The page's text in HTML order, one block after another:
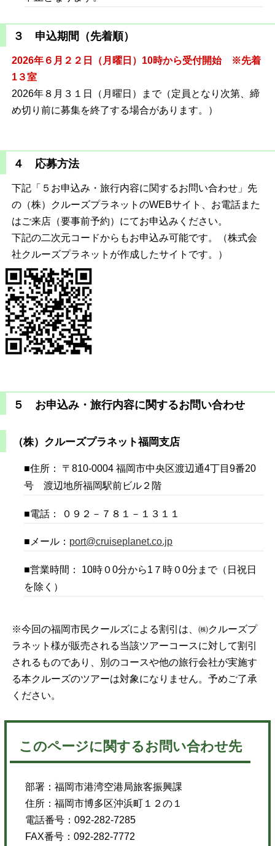
３ 申込期間（先着順）
2026年６月２２日（月曜日）10時から受付開始 ※先着
1３室
2026年８月３１日（月曜日）まで（定員となり次第、締
め切り前に募集を終了する場合があります。）
４ 応募方法
下記「５お申込み・旅行内容に関するお問い合わせ」先
の（株）クルーズプラネットのWEBサイト、お電話また
はご来店（要事前予約）にてお申込みください。
下記の二次元コードからもお申込み可能です。（株式会
社クルーズプラネットが作成したサイトです。）
５ お申込み・旅行内容に関するお問い合わせ
（株）クルーズプラネット福岡支店
■住所： 〒810-0004 福岡市中央区渡辺通4丁目9番20
号 渡辺地所福岡駅前ビル２階
■電話： ０９２－７８１－１３１１
■メール： port@cruiseplanet.co.jp
■営業時間： 10時０0分から1７時０0分まで（日祝日
を除く）
※今回の福岡市民クールズによる割引は、㈱クルーズプ
ラネット様が販売される当該ツアーコースに対して割引
されるものであり、別のコースや他の旅行会社が実施す
る本クルーズのツアーは対象になりません。予めご了承
ください。
このページに関するお問い合わせ先
部署：福岡市港湾空港局旅客振興課
住所：福岡市博多区沖浜町１２の１
電話番号：092‐282-7285
FAX番号：092-282-7772